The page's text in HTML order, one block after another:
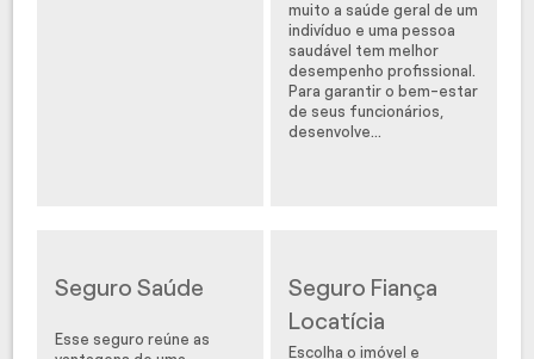
muito a saúde geral de um
indivíduo e uma pessoa
saudável tem melhor
desempenho profissional.
Para garantir o bem-estar
de seus funcionários,
desenvolve...
Seguro Saúde
Esse seguro reúne as
Seguro Fiança
Locatícia
Escolha o imóvel e